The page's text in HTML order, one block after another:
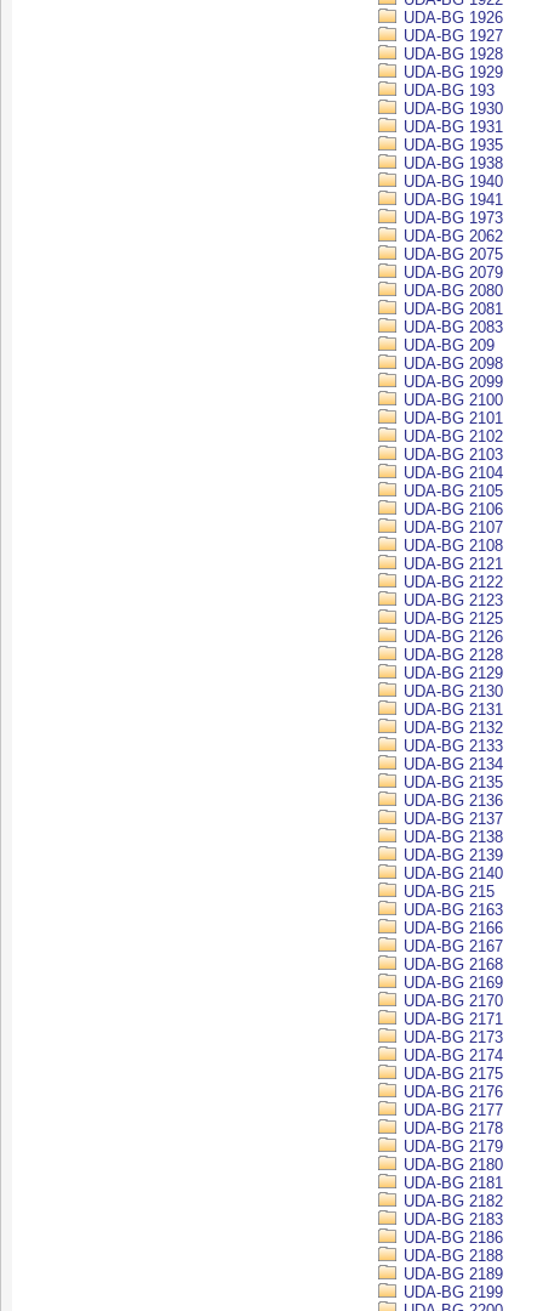
UDA-BG 1926
UDA-BG 1927
UDA-BG 1928
UDA-BG 1929
UDA-BG 193
UDA-BG 1930
UDA-BG 1931
UDA-BG 1935
UDA-BG 1938
UDA-BG 1940
UDA-BG 1941
UDA-BG 1973
UDA-BG 2062
UDA-BG 2075
UDA-BG 2079
UDA-BG 2080
UDA-BG 2081
UDA-BG 2083
UDA-BG 209
UDA-BG 2098
UDA-BG 2099
UDA-BG 2100
UDA-BG 2101
UDA-BG 2102
UDA-BG 2103
UDA-BG 2104
UDA-BG 2105
UDA-BG 2106
UDA-BG 2107
UDA-BG 2108
UDA-BG 2121
UDA-BG 2122
UDA-BG 2123
UDA-BG 2125
UDA-BG 2126
UDA-BG 2128
UDA-BG 2129
UDA-BG 2130
UDA-BG 2131
UDA-BG 2132
UDA-BG 2133
UDA-BG 2134
UDA-BG 2135
UDA-BG 2136
UDA-BG 2137
UDA-BG 2138
UDA-BG 2139
UDA-BG 2140
UDA-BG 215
UDA-BG 2163
UDA-BG 2166
UDA-BG 2167
UDA-BG 2168
UDA-BG 2169
UDA-BG 2170
UDA-BG 2171
UDA-BG 2173
UDA-BG 2174
UDA-BG 2175
UDA-BG 2176
UDA-BG 2177
UDA-BG 2178
UDA-BG 2179
UDA-BG 2180
UDA-BG 2181
UDA-BG 2182
UDA-BG 2183
UDA-BG 2186
UDA-BG 2188
UDA-BG 2189
UDA-BG 2199